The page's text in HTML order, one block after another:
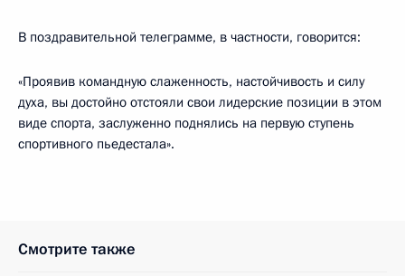
В поздравительной телеграмме, в частности, говорится:
«Проявив командную слаженность, настойчивость и силу
духа, вы достойно отстояли свои лидерские позиции в этом
виде спорта, заслуженно поднялись на первую ступень
спортивного пьедестала».
Смотрите также